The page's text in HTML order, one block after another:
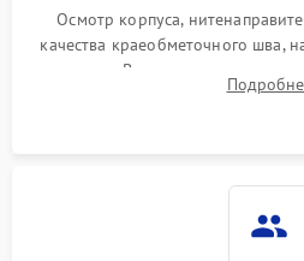
защиты от засоров
500 ₽
Осмотр корпуса,
качества краеобметочного шва,
педали. Выявление пропусков
заклинивания или тупого среза